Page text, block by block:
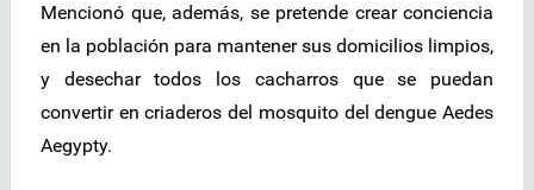
Mencionó que, además, se pretende crear conciencia
en la población para mantener sus domicilios limpios,
y desechar todos los cacharros que se puedan
convertir en criaderos del mosquito del dengue Aedes
Aegypty.